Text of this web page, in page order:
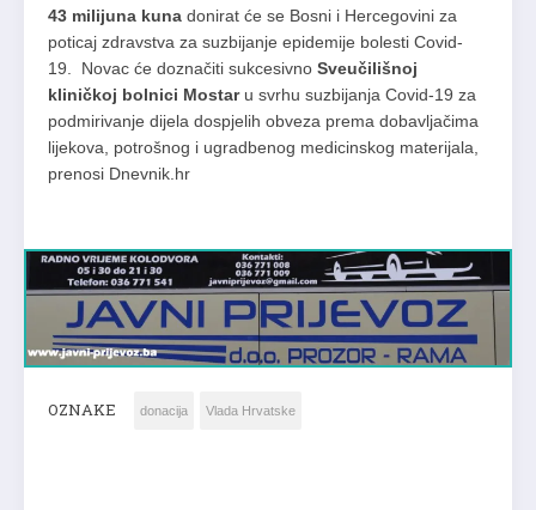
43 milijuna kuna donirat će se Bosni i Hercegovini za
poticaj zdravstva za suzbijanje epidemije bolesti Covid-
19. Novac će doznačiti sukcesivno Sveučilišnoj
kliničkoj bolnici Mostaru svrhu suzbijanja Covid-19 za
podmirivanje dijela dospjelih obveza prema dobavljačima
lijekova, potrošnog i ugradbenog medicinskog materijala,
prenosi Dnevnik.hr
OZNAKE donacija Vlada Hrvatske